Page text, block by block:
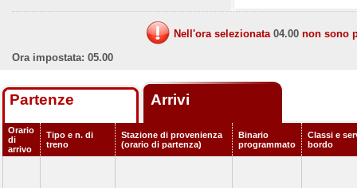
Nell'ora selezionata 04.00 non sono
Ora impostata: 05.00
Partenze Arrivi
Orario
di
arrivo
Tipo e n. di
treno
Stazione di provenienza
(orario di partenza)
Binario
programmato
Classi e
bordo